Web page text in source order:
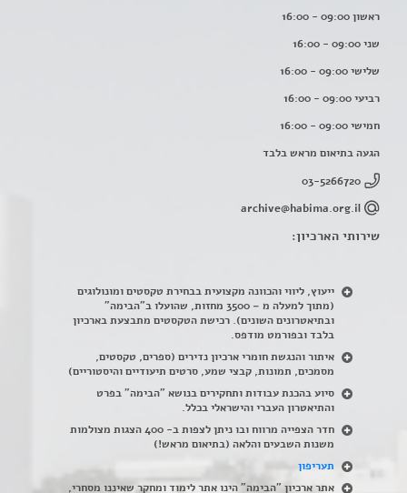
ראשון 09:00 - 16:00
שני 09:00 - 16:00
שלישי 09:00 - 16:00
רביעי 09:00 - 16:00
חמישי 09:00 - 16:00
הגעה בתיאום מראש בלבד
03-5266720
archive@habima.org.il
שירותי הארכיון:
ייעוץ, ליווי והכוונה מקצועית בבחירת טקסטים ומונולוגים
(מתוך למעלה מ – 3500 מחזות, שהועלו ב"הבימה"
ובתיאטרונים השונים). רכישת הטקסטים מתבצעת בארכיון
בלבד ובפורמט מודפס.
איתור והנגשת חומרי ארכיון נדירים (ספרים, טקסטים,
מסמכים, תמונות, קבצי שמע, סרטים תיעודיים והיסטוריים)
סיוע בהכנת עבודות ותחקירים בנושא "הבימה" בפרט
והתיאטרון העברי והישראלי בכלל.
חדר הצפייה מרווח ובו ניתן לצפות ב- 400 הצגות מצולמות
משנות השבעים והלאה (בתיאום מראש!)
תעריפון
אתר ארכיון "הבימה" הינו אתר לימוד ומחקר שאיננו מסחרי,